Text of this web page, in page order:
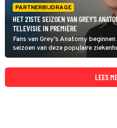
PARTNERBIJDRAGE
HET 21STE SEIZOEN VAN GREY'S
TELEVISIE IN PREMIÈRE
Fans van Grey's Anatomy
seizoen van deze populaire
januari wekelijks om 20:30 uur te
LEES